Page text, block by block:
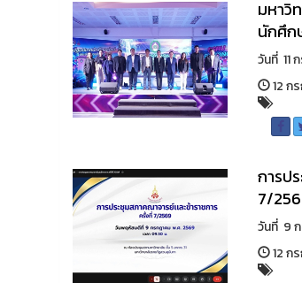
มหาวิ
นักศึก
วันที่ 11
12 ก
การป
7/
วันที่ 9
12 ก